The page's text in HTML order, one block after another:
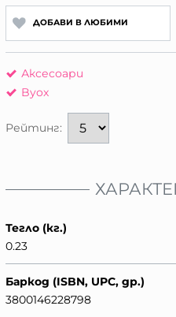
ДОБАВИ В ЛЮБИМИ
Аксесоари
Byox
Рейтинг:
Тегло (кг.)
0.23
Баркод (ISBN, UPC, др.)
3800146228798